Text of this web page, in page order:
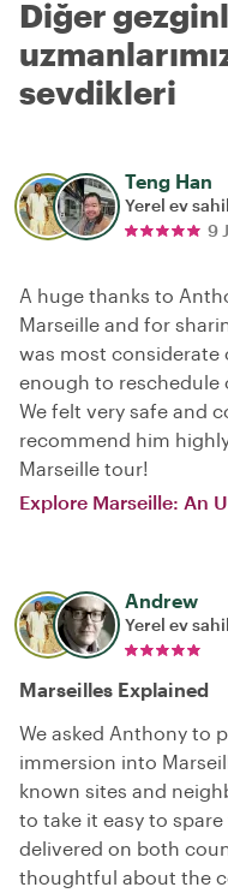
Diğer
sevdikleri
Teng Han
Yerel ev
9
A huge thanks to
Marseille and for
was most considerate
enough to
We felt very safe and
recommend him
Marseille tour!
Explore Marseille: An
Andrew
Yerel ev
Marseilles Explained
We asked Anthony to
immersion into
known sites and
to take it easy to
delivered on both
thoughtful about the